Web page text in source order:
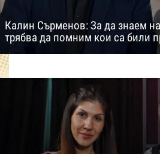
Калин Сърменов: За да знаем
трябва да помним кои са били